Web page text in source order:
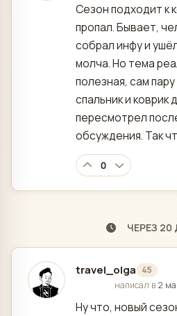
Сезон подходит к
пропал. Бывает,
собрал инфу и
молча. Но тема
полезная, сам
спальник и коврик
пересмотрел
обсуждения. Так
0
ЧЕРЕЗ 20
travel_olga 45
отредактировано
написал в 2
Ну что, новый